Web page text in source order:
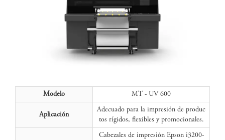
Modelo MT - UV 600
Aplicación
Adecuado para la impresión de produc
tos rígidos, flexibles y promocionales.
Cabezales de impresión Epson i3200-